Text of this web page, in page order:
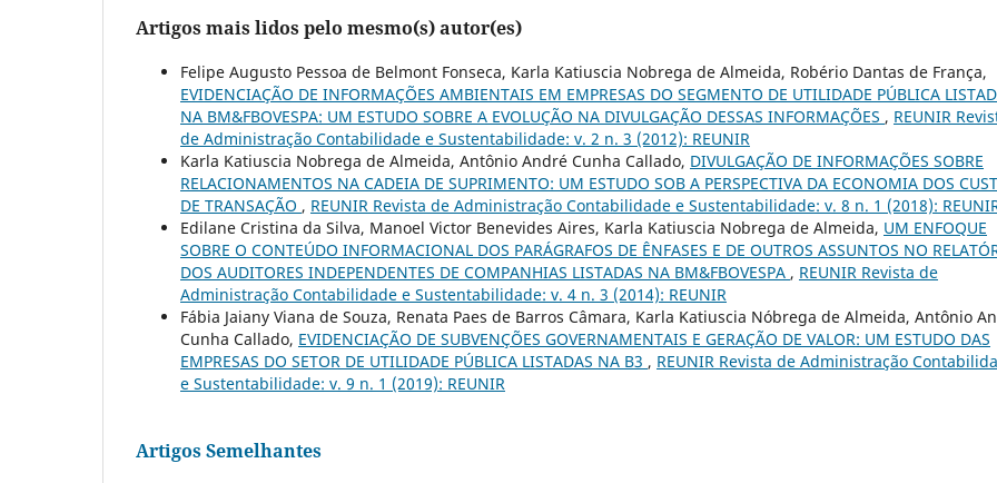
Artigos mais lidos pelo mesmo(s) autor(es)
Felipe Augusto Pessoa de Belmont Fonseca, Karla Katiuscia Nobrega de Almeida, Robério Dantas de França,
EVIDENCIAÇÃO DE INFORMAÇÕES AMBIENTAIS EM EMPRESAS DO SEGMENTO DE UTILIDADE PÚBLICA
NA BM&FBOVESPA: UM ESTUDO SOBRE A EVOLUÇÃO NA DIVULGAÇÃO DESSAS INFORMAÇÕES , REUNIR
de Administração Contabilidade e Sustentabilidade: v. 2 n. 3 (2012): REUNIR
Karla Katiuscia Nobrega de Almeida, Antônio André Cunha Callado, DIVULGAÇÃO DE INFORMAÇÕES SOBRE
RELACIONAMENTOS NA CADEIA DE SUPRIMENTO: UM ESTUDO SOB A PERSPECTIVA DA ECONOMIA DOS
DE TRANSAÇÃO , REUNIR Revista de Administração Contabilidade e Sustentabilidade: v. 8 n. 1 (2018):
Edilane Cristina da Silva, Manoel Victor Benevides Aires, Karla Katiuscia Nobrega de Almeida, UM ENFOQUE
SOBRE O CONTEÚDO INFORMACIONAL DOS PARÁGRAFOS DE ÊNFASES E DE OUTROS ASSUNTOS NO
DOS AUDITORES INDEPENDENTES DE COMPANHIAS LISTADAS NA BM&FBOVESPA , REUNIR Revista de
Administração Contabilidade e Sustentabilidade: v. 4 n. 3 (2014): REUNIR
Fábia Jaiany Viana de Souza, Renata Paes de Barros Câmara, Karla Katiuscia Nóbrega de Almeida, Antônio
Cunha Callado, EVIDENCIAÇÃO DE SUBVENÇÕES GOVERNAMENTAIS E GERAÇÃO DE VALOR: UM ESTUDO DAS
EMPRESAS DO SETOR DE UTILIDADE PÚBLICA LISTADAS NA B3 , REUNIR Revista de Administração
e Sustentabilidade: v. 9 n. 1 (2019): REUNIR
Artigos Semelhantes